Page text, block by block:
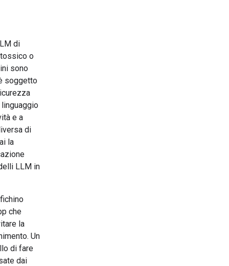
di
o
sono
soggetto
e a
di
la
LLM in
che
la
Un
di fare
dai